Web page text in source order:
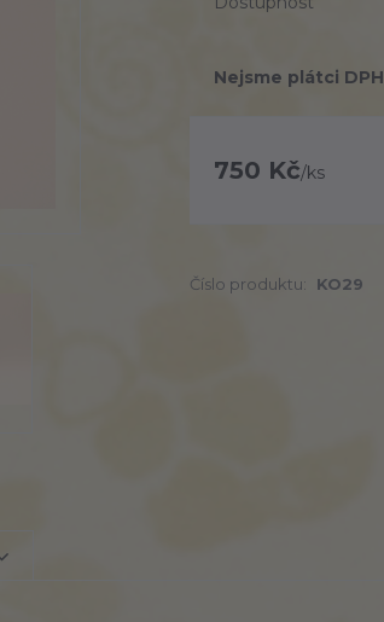
Nejsme plátci DPH
750 Kč/ks
Číslo produktu: KO29